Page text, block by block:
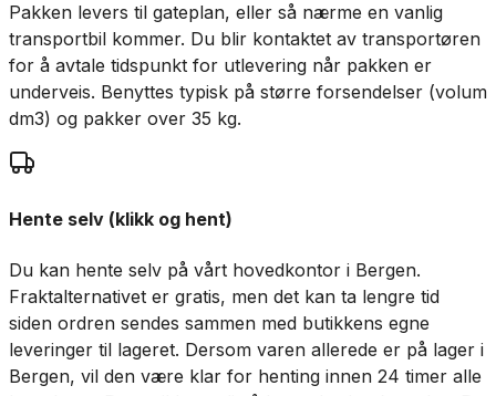
Pakken levers til gateplan, eller så nærme en vanlig
transportbil kommer. Du blir kontaktet av transportøren
for å avtale tidspunkt for utlevering når pakken er
underveis. Benyttes typisk på større forsendelser (volum
dm3) og pakker over 35 kg.
Hente selv (klikk og hent)
Du kan hente selv på vårt hovedkontor i Bergen.
Fraktalternativet er gratis, men det kan ta lengre tid
siden ordren sendes sammen med butikkens egne
leveringer til lageret. Dersom varen allerede er på lager i
Bergen, vil den være klar for henting innen 24 timer alle